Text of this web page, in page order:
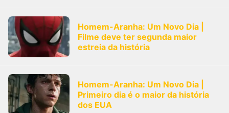
Homem-Aranha: Um Novo Dia |
Filme deve ter segunda maior
estreia da história
Homem-Aranha: Um Novo Dia |
Primeiro dia é o maior da história
dos EUA